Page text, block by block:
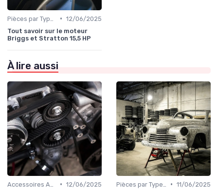
• 12/06/2025
Tout savoir sur le moteur
Briggs et Stratton 15,5 HP
À lire aussi
• 12/06/2025
• 11/06/2025